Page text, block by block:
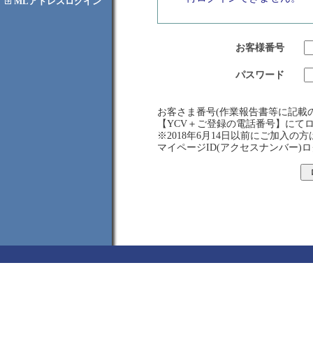
お客様番号
パスワード
お客さま番号(作業報告書等に記載
【YCV＋ご登録の電話番号】にて
※2018年6月14日以前にご加入の
マイページID(アクセスナンバー)